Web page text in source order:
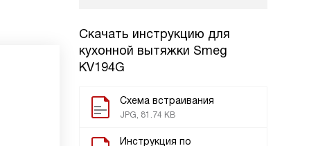
Скачать инструкцию для
кухонной вытяжки Smeg
KV194G
Схема встраивания
JPG, 81.74 KB
Инструкция по